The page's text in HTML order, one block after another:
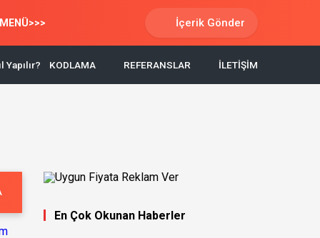
İçerik Gönder
Yapılır? KODLAMA REFERANSLAR İLETİŞİM
En Çok Okunan Haberler